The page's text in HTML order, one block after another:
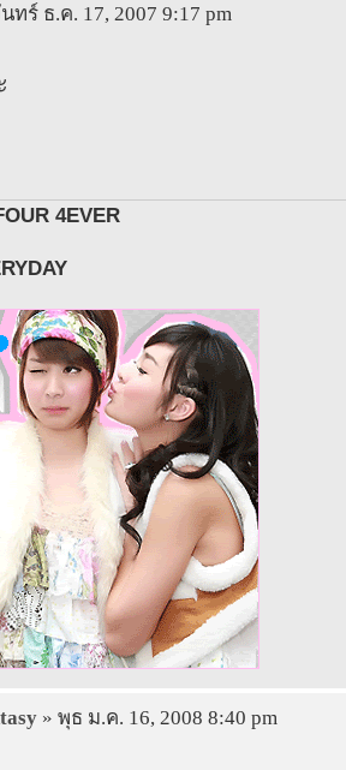
ทร์ ธ.ค. 17, 2007 9:17 pm
4EVER
» พุธ ม.ค. 16, 2008 8:40 pm